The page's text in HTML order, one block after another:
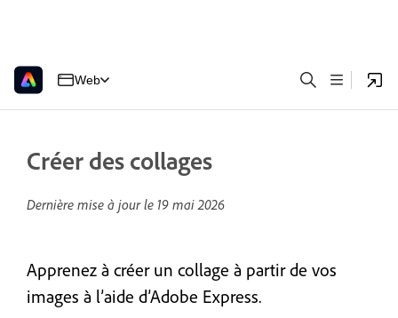
Web
Créer des collages
Dernière mise à jour le 19 mai 2026
Apprenez à créer un collage à partir de vos
images à l’aide d’Adobe Express.